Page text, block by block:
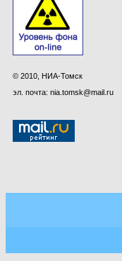
© 2010, НИА-Томск
эл. почта: nia.tomsk@mail.ru